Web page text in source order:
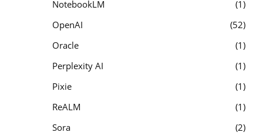
NotebookLM
1
OpenAI
52
Oracle
1
Perplexity AI
1
Pixie
1
ReALM
1
Sora
2